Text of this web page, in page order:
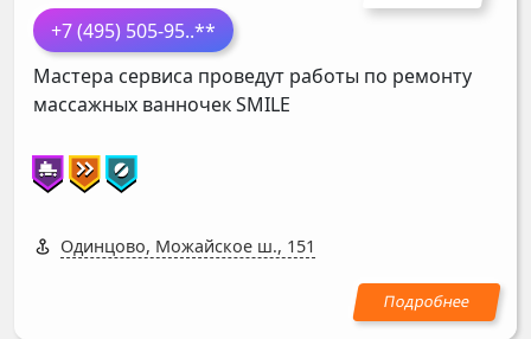
+7 (495) 505-95..**
Мастера сервиса проведут работы по ремонту
массажных ванночекSMILE
Одинцово, Можайское ш., 151